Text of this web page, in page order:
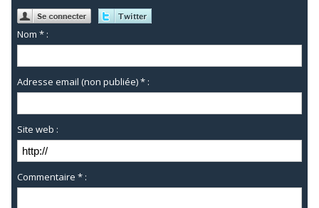
Nom * :
Adresse email (non publiée) * :
Site web :
Commentaire * :